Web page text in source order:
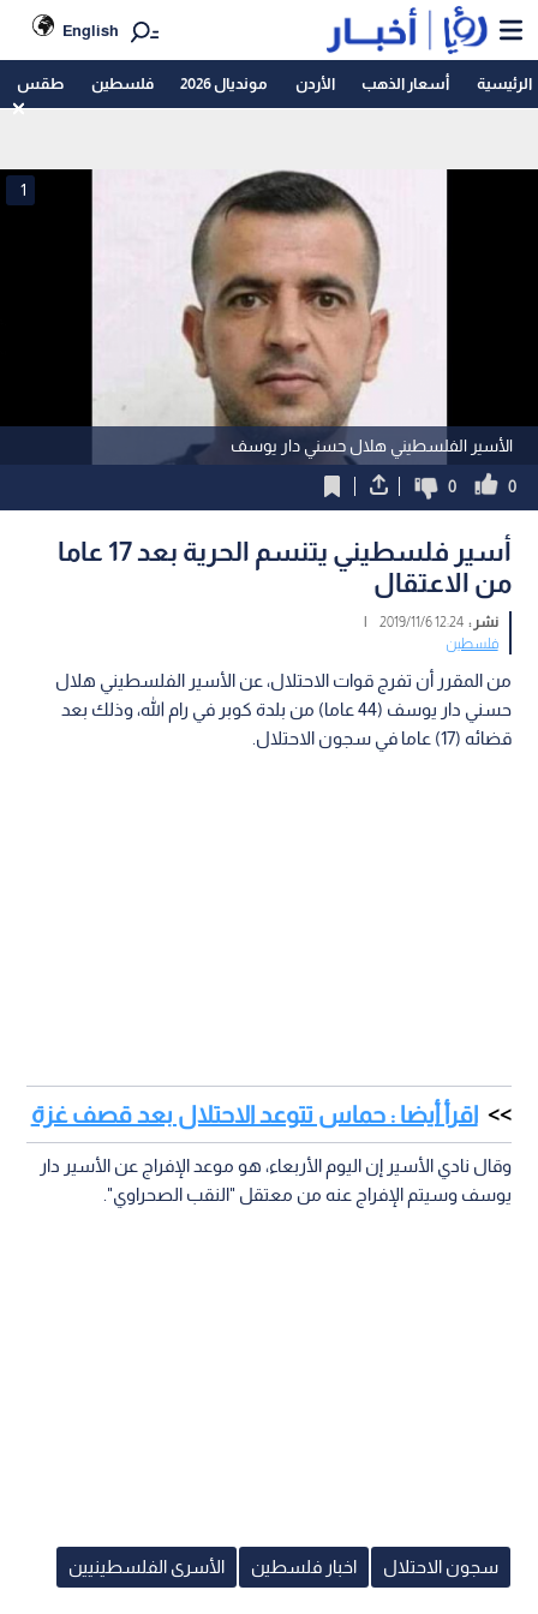
English
الرئيسية أسعار الذهب الأردن مونديال 2026 فلسطين طقس
الأسير الفلسطيني هلال حسني دار يوسف
1
0
0
أسير فلسطيني يتنسم الحرية بعد 17 عاما
من الاعتقال
نشر :12:24 2019/11/6
|
فلسطين
من المقرر أن تفرج قوات الاحتلال، عن الأسير الفلسطيني هلال
حسني دار يوسف (44 عاما) من بلدة كوبر في رام الله، وذلك بعد
قضائه (17) عاما في سجون الاحتلال.
اقرأ أيضا : حماس تتوعد الاحتلال بعد قصف غزة
وقال نادي الأسير إن اليوم الأربعاء، هو موعد الإفراج عن الأسير دار
يوسف وسيتم الإفراج عنه من معتقل "النقب الصحراوي".
سجون الاحتلال اخبار فلسطين الأسرى الفلسطينيين